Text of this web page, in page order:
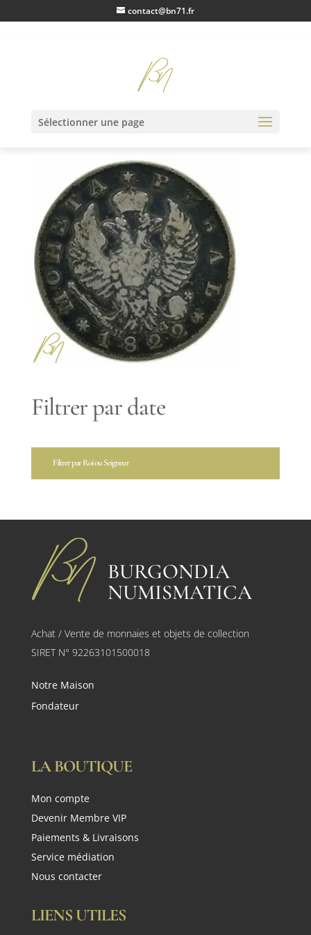
contact@bn71.fr
Sélectionner une page
IMG20230116110125
Filtrer par date
Filtrer par Roi ou Seigneur
BURGONDIA
NUMISMATICA
Achat / Vente de monnaies et objets de collection
SIRET N° 92263101500018
Notre Maison
Fondateur
LA BOUTIQUE
Mon compte
Devenir Membre VIP
Paiements & Livraisons
Service médiation
Nous contacter
LIENS UTILES